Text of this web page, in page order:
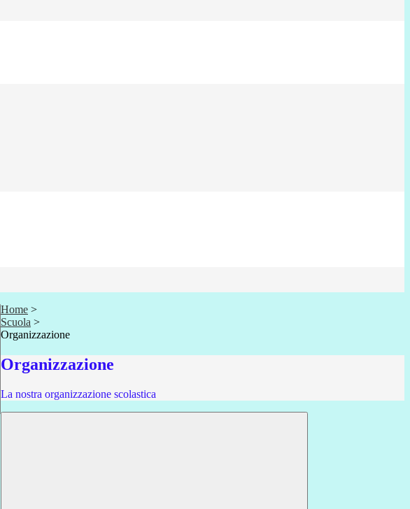
Home >
Scuola >
Organizzazione
Organizzazione
La nostra organizzazione scolastica